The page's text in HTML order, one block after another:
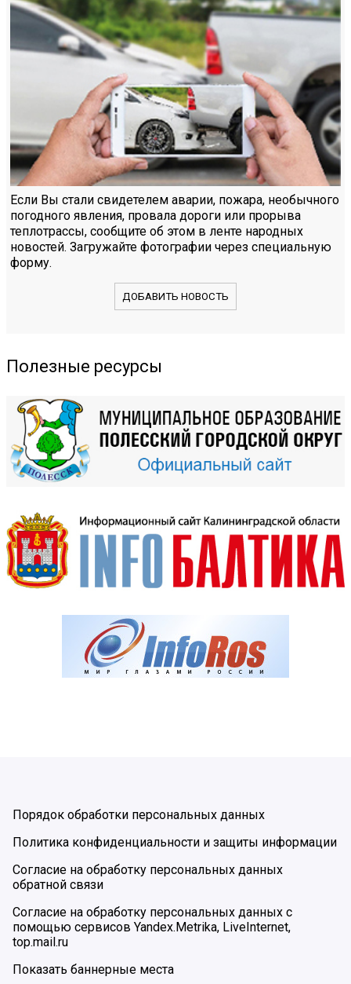
Если Вы стали свидетелем аварии, пожара, необычного
погодного явления, провала дороги или прорыва
теплотрассы, сообщите об этом в ленте народных
новостей. Загружайте фотографии через специальную
форму.
ДОБАВИТЬ НОВОСТЬ
Полезные ресурсы
Порядок обработки персональных данных
Политика конфиденциальности и защиты информации
Согласие на обработку персональных данных
обратной связи
Согласие на обработку персональных данных с
помощью сервисов Yandex.Metrika, LiveInternet,
top.mail.ru
Показать баннерные места